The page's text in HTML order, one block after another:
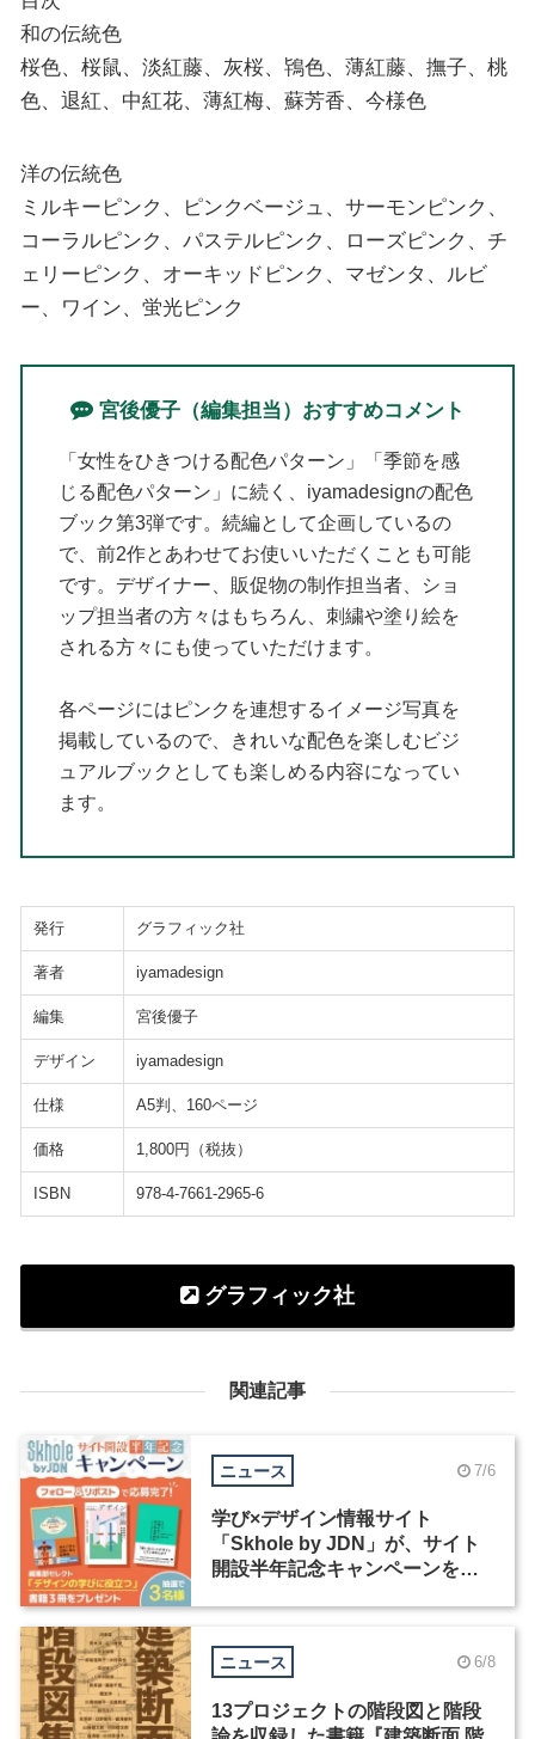
和の伝統色
桜色、桜鼠、淡紅藤、灰桜、鴇色、薄紅藤、撫子、桃
色、退紅、中紅花、薄紅梅、蘇芳香、今様色
洋の伝統色
ミルキーピンク、ピンクベージュ、サーモンピンク、
コーラルピンク、パステルピンク、ローズピンク、チ
ェリーピンク、オーキッドピンク、マゼンタ、ルビ
ー、ワイン、蛍光ピンク
宮後優子（編集担当）おすすめコメント
「女性をひきつける配色パターン」「季節を感
じる配色パターン」に続く、iyamadesignの配色
ブック第3弾です。続編として企画しているの
で、前2作とあわせてお使いいただくことも可能
です。デザイナー、販促物の制作担当者、ショ
ップ担当者の方々はもちろん、刺繍や塗り絵を
される方々にも使っていただけます。
各ページにはピンクを連想するイメージ写真を
掲載しているので、きれいな配色を楽しむビジ
ュアルブックとしても楽しめる内容になってい
ます。
発行 グラフィック社
著者 iyamadesign
編集 宮後優子
デザイン iyamadesign
仕様 A5判、160ページ
価格 1,800円（税抜）
ISBN 978-4-7661-2965-6
グラフィック社
関連記事
ニュース 7/6
学び×デザイン情報サイト
「Skhole by JDN」が、サイト
開設半年記念キャンペーンを実
ニュース 6/8
13プロジェクトの階段図と階段